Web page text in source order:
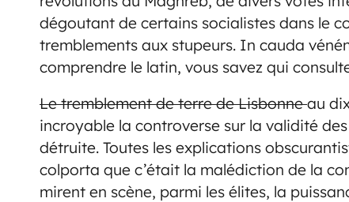
dégoutant de certains socialistes dans le
tremblements aux stupeurs. In cauda
comprendre le latin, vous savez qui
Le tremblement de terre de Lisbonneau
incroyable la controverse sur la validité
détruite. Toutes les explications
colporta que c’était la malédiction de la
mirent en scène, parmi les élites, la